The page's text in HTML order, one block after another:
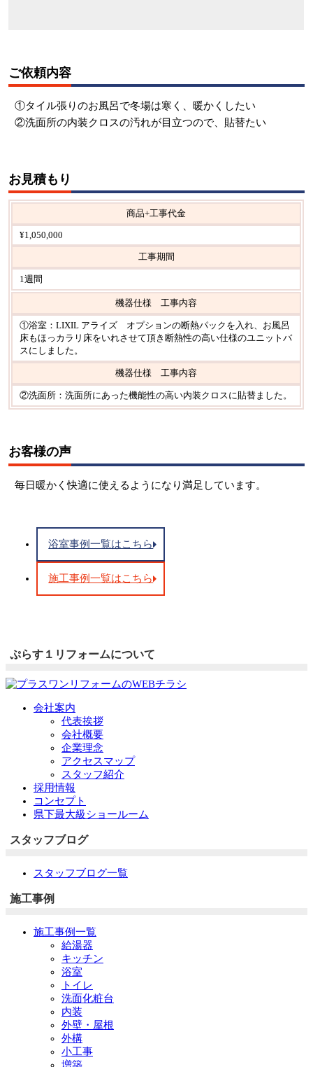
ご依頼内容
①タイル張りのお風呂で冬場は寒く、暖かくしたい
②洗面所の内装クロスの汚れが目立つので、貼替たい
お見積もり
商品+工事代金
¥1,050,000
工事期間
1週間
機器仕様 工事内容
①浴室：LIXIL アライズ オプションの断熱パックを入れ、お風呂
床もほっカラリ床をいれさせて頂き断熱性の高い仕様のユニットバ
スにしました。
機器仕様 工事内容
②洗面所：洗面所にあった機能性の高い内装クロスに貼替ました。
お客様の声
毎日暖かく快適に使えるようになり満足しています。
浴室事例一覧はこちら
施工事例一覧はこちら
ぷらす１リフォームについて
会社案内
代表挨拶
会社概要
企業理念
アクセスマップ
スタッフ紹介
採用情報
コンセプト
県下最大級ショールーム
スタッフブログ
スタッフブログ一覧
施工事例
施工事例一覧
給湯器
キッチン
浴室
トイレ
洗面化粧台
内装
外壁・屋根
外構
小工事